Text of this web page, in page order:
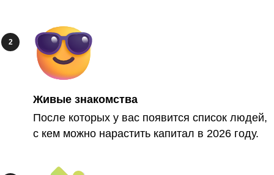
Живые знакомства
После которых у вас появится список людей,
с кем можно нарастить капитал в 2026 году.